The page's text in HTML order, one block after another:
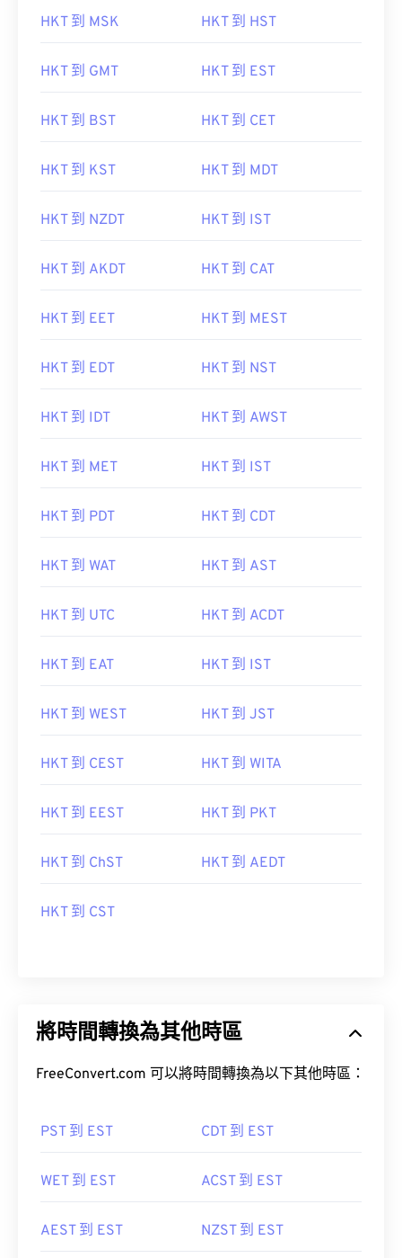
HKT 到 MSK HKT 到 HST
HKT 到 GMT HKT 到 EST
HKT 到 BST HKT 到 CET
HKT 到 KST HKT 到 MDT
HKT 到 NZDT HKT 到 IST
HKT 到 AKDT HKT 到 CAT
HKT 到 EET HKT 到 MEST
HKT 到 EDT HKT 到 NST
HKT 到 IDT HKT 到 AWST
HKT 到 MET HKT 到 IST
HKT 到 PDT HKT 到 CDT
HKT 到 WAT HKT 到 AST
HKT 到 UTC HKT 到 ACDT
HKT 到 EAT HKT 到 IST
HKT 到 WEST HKT 到 JST
HKT 到 CEST HKT 到 WITA
HKT 到 EEST HKT 到 PKT
HKT 到 ChST HKT 到 AEDT
HKT 到 CST
將時間轉換為其他時區
FreeConvert.com 可以將時間轉換為以下其他時區：
PST 到 EST CDT 到 EST
WET 到 EST ACST 到 EST
AEST 到 EST NZST 到 EST